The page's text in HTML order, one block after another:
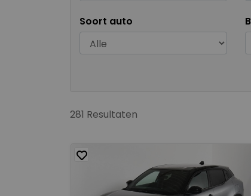
Soort auto
281 Resultaten